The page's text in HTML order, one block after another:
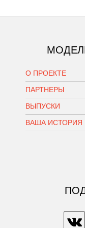
О ПРОЕКТЕ
ПАРТНЕРЫ
ВЫПУСКИ
ВАША ИСТОРИЯ